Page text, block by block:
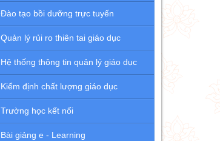
Đào tạo bồi dưỡng trực tuyến
Quản lý rủi ro thiên tai giáo dục
Hệ thống thông tin quản lý giáo dục
Kiểm định chất lượng giáo dục
Trường học kết nối
Bài giảng e - Learning